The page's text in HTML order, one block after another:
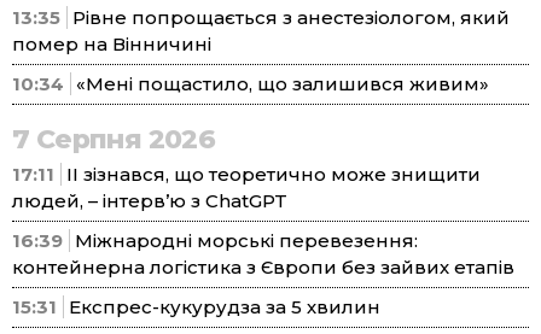
13:35 Рівне попрощається з анестезіологом, який
помер на Вінничині
10:34
«Мені пощастило, що залишився живим»
7 Серпня 2026
17:11
ІІ зізнався, що теоретично може знищити
людей, – інтерв’ю з ChatGPT
16:39 Міжнародні морські перевезення:
контейнерна логістика з Європи без зайвих етапів
15:31
Експрес-кукурудза за 5 хвилин